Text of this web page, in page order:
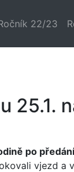
22/23
25.1.
po
vjezd a